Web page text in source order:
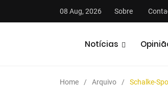
08 Aug, 2026 Sobre
Notícias
Home Arquivo Schalke-